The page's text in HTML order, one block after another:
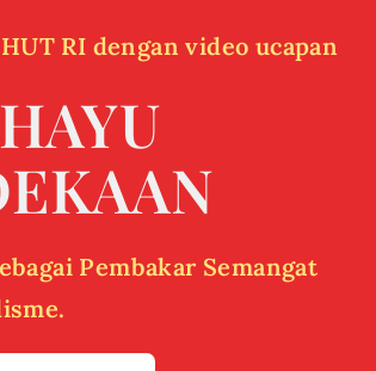
RI dengan video ucapan
Pembakar Semangat